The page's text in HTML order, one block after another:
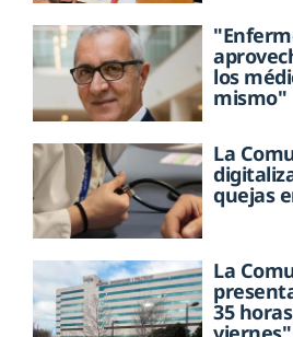
los
mismo"
La
quejas
La
35